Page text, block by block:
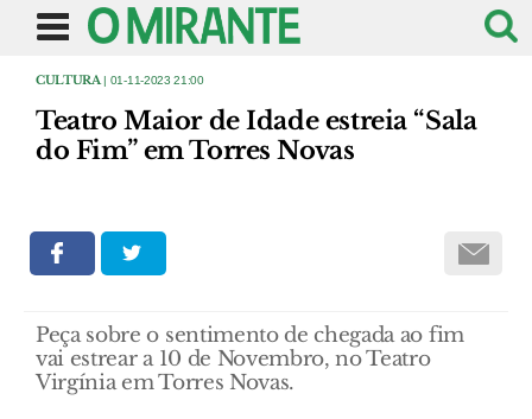
CULTURA | 01-11-2023 21:00
Teatro Maior de Idade estreia “Sala
do Fim” em Torres Novas
Peça sobre o sentimento de chegada ao fim
vai estrear a 10 de Novembro, no Teatro
Virgínia em Torres Novas.